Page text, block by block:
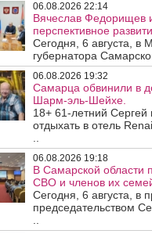
06.08.2026 22:14
Вячеслав Федорищев
перспективное
Сегодня, 6 августа, в
губернатора
06.08.2026 19:32
Самарца обвинили в
Шарм-эль-Шейхе.
18+ 61-летний
отдыхать в отель
06.08.2026 19:18
В Самарской области
СВО и членов их
Сегодня, 6 августа, в
председательством